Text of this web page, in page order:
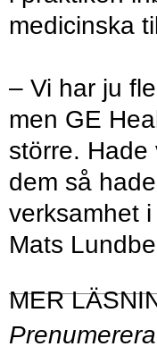
medicinska
– Vi har ju
men GE
större.
dem så
verksamhet
Mats